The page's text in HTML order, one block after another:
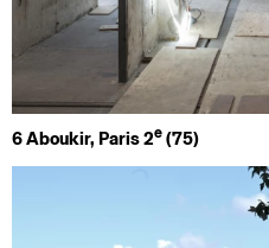
6 Aboukir, Paris 2e (75)